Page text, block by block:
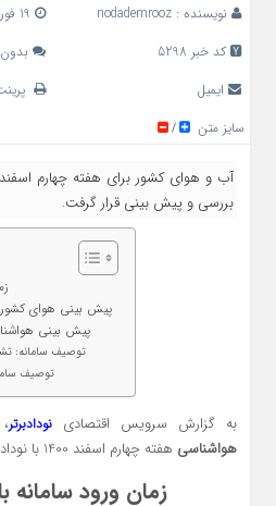
نویسنده : nodademrooz
کد خبر 5298
ایمیل
سایز متن
/
بررسی و پیش بینی قرار گرفت.
پیش بینی هوای کشور
پیش بینی
توصیف سامانه:
توصیف
به گزارش سرویس اقتصادی نودادبرتر
هواشناسی هفته چهارم اسفند 1400 با نودادبرتر همراه باشید.
زمان ورود سامانه